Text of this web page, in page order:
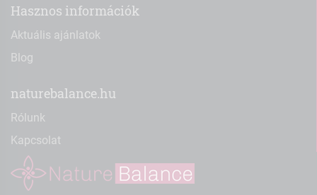
Hasznos információk
Aktuális ajánlatok
Blog
naturebalance.hu
Rólunk
Kapcsolat